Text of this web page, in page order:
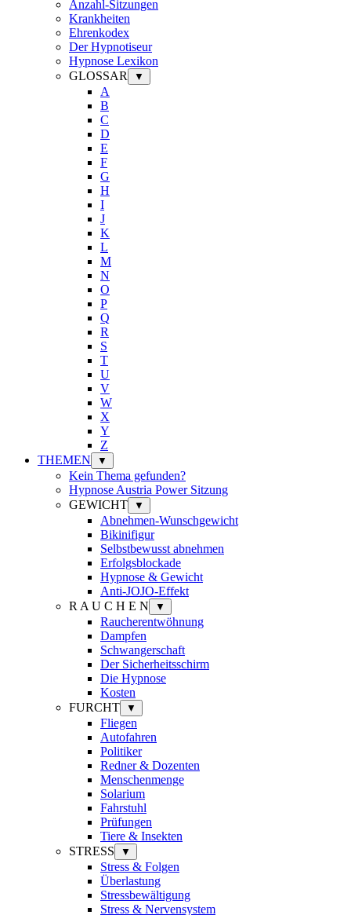
Anzahl-Sitzungen
Krankheiten
Ehrenkodex
Der Hypnotiseur
Hypnose Lexikon
GLOSSAR
▼
A
B
C
D
E
F
G
H
I
J
K
L
M
N
O
P
Q
R
S
T
U
V
W
X
Y
Z
THEMEN
▼
Kein Thema gefunden?
Hypnose Austria Power Sitzung
GEWICHT
▼
Abnehmen-Wunschgewicht
Bikinifigur
Selbstbewusst abnehmen
Erfolgsblockade
Hypnose & Gewicht
Anti-JOJO-Effekt
R A U C H E N
▼
Raucherentwöhnung
Dampfen
Schwangerschaft
Der Sicherheitsschirm
Die Hypnose
Kosten
FURCHT
▼
Fliegen
Autofahren
Politiker
Redner & Dozenten
Menschenmenge
Solarium
Fahrstuhl
Prüfungen
Tiere & Insekten
STRESS
▼
Stress & Folgen
Überlastung
Stressbewältigung
Stress & Nervensystem